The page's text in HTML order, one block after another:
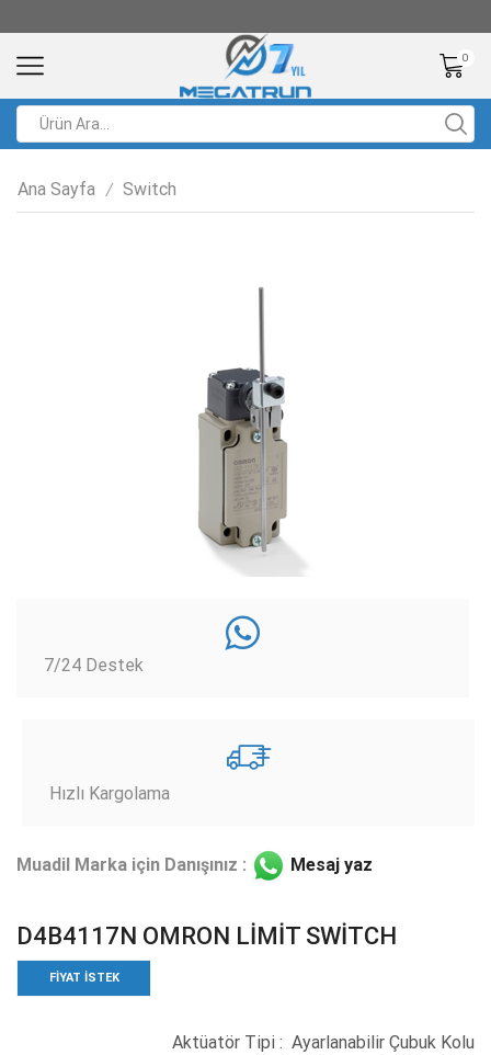
0
Ana Sayfa / Switch
7/24 Destek
Hızlı Kargolama
Muadil Marka için Danışınız : Mesaj yaz
D4B4117N OMRON LİMİT SWİTCH
FIYAT ISTEK
Aktüatör Tipi : Ayarlanabilir Çubuk Kolu